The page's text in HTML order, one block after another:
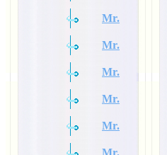
Mr.
Mr.
Mr.
Mr.
Mr.
Mr.